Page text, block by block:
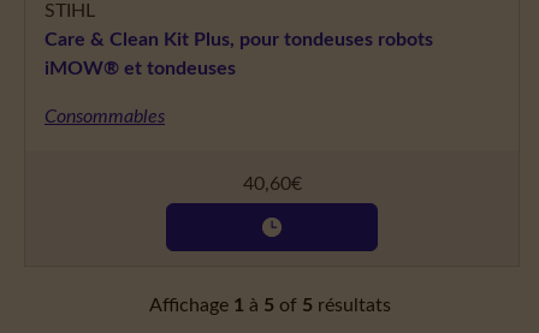
STIHL
Care & Clean Kit Plus, pour tondeuses robots
iMOW® et tondeuses
Consommables
40,60€
Affichage 1 à 5 of 5 résultats